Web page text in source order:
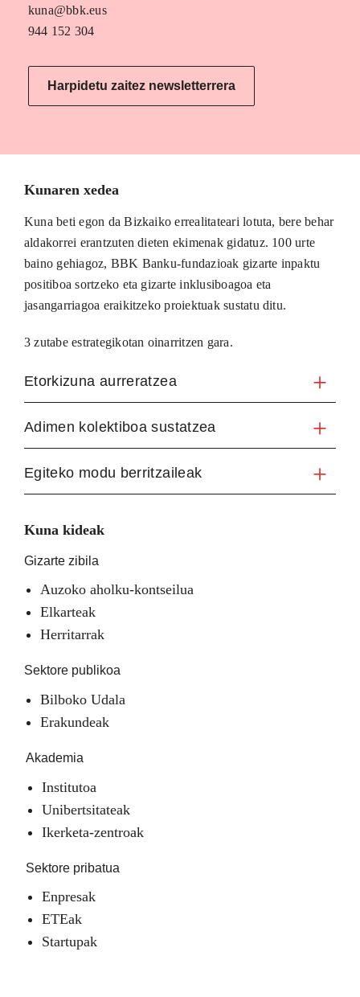
kuna@bbk.eus
944 152 304
Harpidetu zaitez newsletterrera
Kunaren xedea
Kuna beti egon da Bizkaiko errealitateari lotuta, bere behar
aldakorrei erantzuten dieten ekimenak gidatuz. 100 urte
baino gehiagoz, BBK Banku-fundazioak gizarte inpaktu
positiboa sortzeko eta gizarte inklusiboagoa eta
jasangarriagoa eraikitzeko proiektuak sustatu ditu.
3 zutabe estrategikotan oinarritzen gara.
Etorkizuna aurreratzea
Adimen kolektiboa sustatzea
Egiteko modu berritzaileak
Kuna kideak
Gizarte zibila
Auzoko aholku-kontseilua
Elkarteak
Herritarrak
Sektore publikoa
Bilboko Udala
Erakundeak
Akademia
Institutoa
Unibertsitateak
Ikerketa-zentroak
Sektore pribatua
Enpresak
ETEak
Startupak